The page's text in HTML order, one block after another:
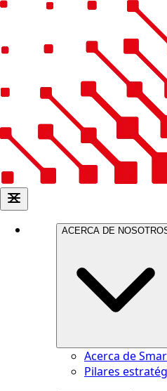
ACERCA DE
Acerca de
Pilares